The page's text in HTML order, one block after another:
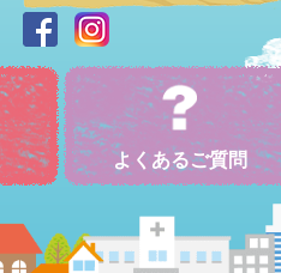
よくあるご質問